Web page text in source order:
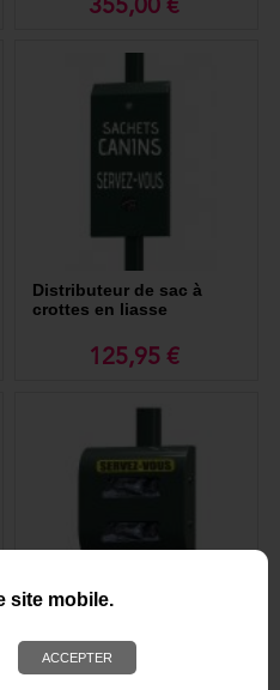
site mobile.
355,00 €
Distributeur de sac à
crottes en liasse
125,95 €
Distributeur simple de
sachets à déjections
canine en rouleau